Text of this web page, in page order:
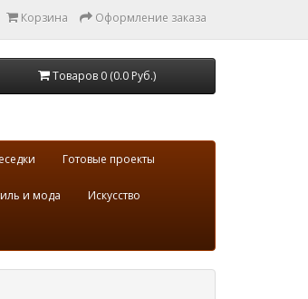
Корзина Оформление заказа
Товаров 0 (0.0 Руб.)
Готовые проекты
и мода Искусство